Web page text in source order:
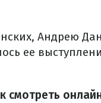
Андрею
ее
смотреть